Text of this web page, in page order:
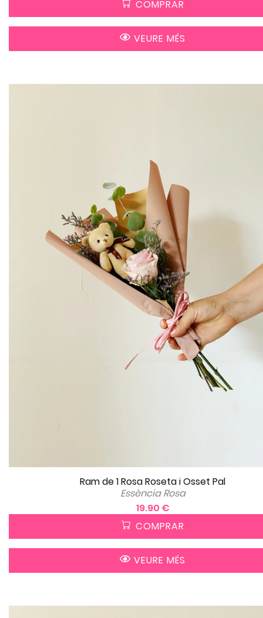
COMPRAR
VEURE MÉS
Ram de 1 Rosa Roseta i Osset Pal
Essència Rosa
19.90 €
COMPRAR
VEURE MÉS